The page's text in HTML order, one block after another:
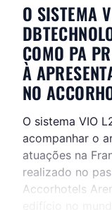
O SISTEMA
COMO PA
À
NO
O sistema VIO
acompanhar o
atuações na
realizado no
Accorhotels